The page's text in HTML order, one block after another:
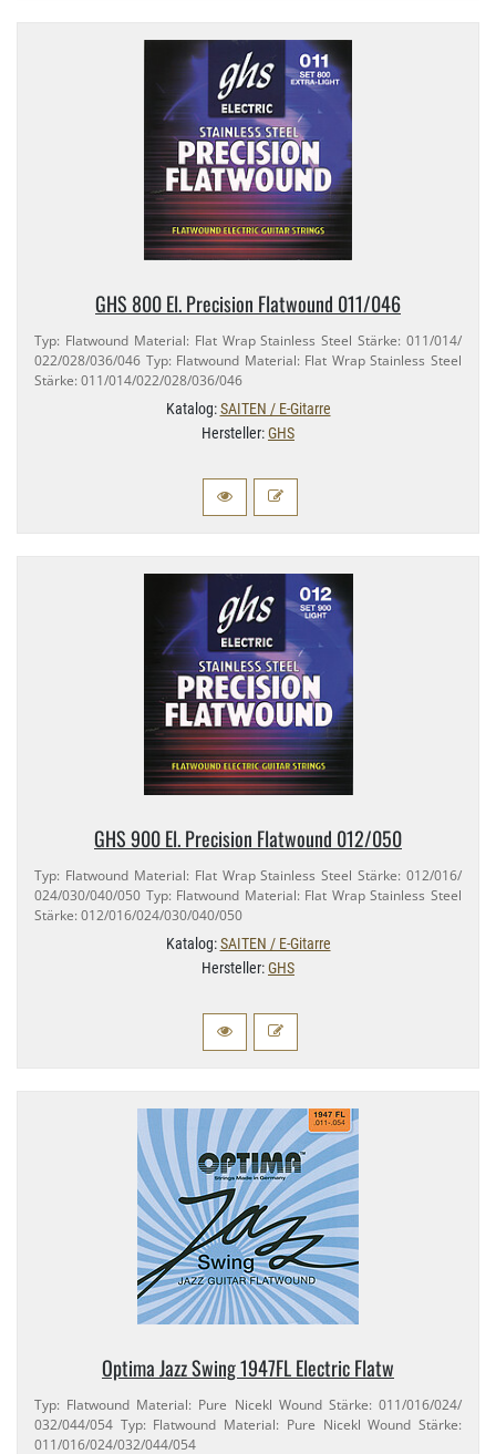
GHS 800 El. Precision Flatwound 011/​046
Typ: Flatwound Material: Flat Wrap Stainless Steel Stärke: 011/​014/​
022/​028/​036/​046 Typ: Flatwound Material: Flat Wrap Stainless Steel
Stärke: 011/​014/​022/​028/​036/​046
Katalog:SAITEN / E-Gitarre
Hersteller:GHS
GHS 900 El. Precision Flatwound 012/​050
Typ: Flatwound Material: Flat Wrap Stainless Steel Stärke: 012/​016/​
024/​030/​040/​050 Typ: Flatwound Material: Flat Wrap Stainless Steel
Stärke: 012/​016/​024/​030/​040/​050
Katalog:SAITEN / E-Gitarre
Hersteller:GHS
Optima Jazz Swing 1947FL Electric Flatw
Typ: Flatwound Material: Pure Nicekl Wound Stärke: 011/​016/​024/​
032/​044/​054 Typ: Flatwound Material: Pure Nicekl Wound Stärke:
011/​016/​024/​032/​044/​054